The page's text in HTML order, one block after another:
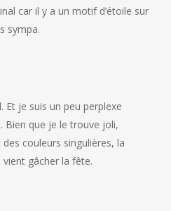
car il y a un motif d’étoile sur
sympa.
Et je suis un peu perplexe
Bien que je le trouve joli,
couleurs singulières, la
vient gâcher la fête.